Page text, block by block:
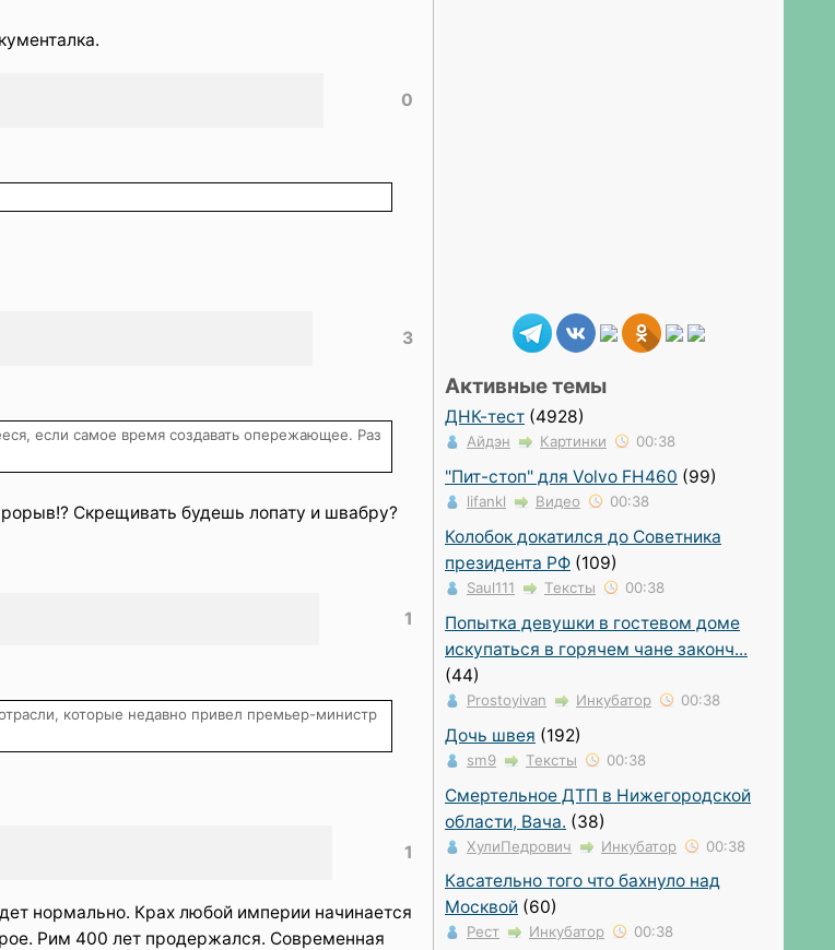
0
3
если самое время создавать опережающее. Раз
Скрещивать будешь лопату и швабру?
1
которые недавно привел премьер-министр
1
нормально. Крах любой империи начинается
Рим 400 лет продержался. Современная
Активные темы
ДНК-тест (4928)
Айдэн Картинки 00:38
"Пит-стоп" для Volvo FH460 (99)
lifankl Видео 00:38
Колобок докатился до Советника
президента РФ (109)
Saul111 Тексты 00:38
Попытка девушки в гостевом доме
искупаться в горячем чане законч...
(44)
Prostoyivan Инкубатор 00:38
Дочь швея (192)
sm9 Тексты 00:38
Смертельное ДТП в Нижегородской
области, Вача. (38)
ХулиПедрович Инкубатор 00:38
Касательно того что бахнуло над
Москвой (60)
Рест Инкубатор 00:38